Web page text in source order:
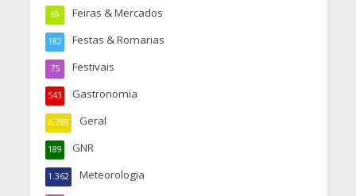
Feiras & Mercados
69
Festas & Romarias
182
Festivais
75
Gastronomia
543
Geral
6.769
GNR
189
Meteorologia
1.362